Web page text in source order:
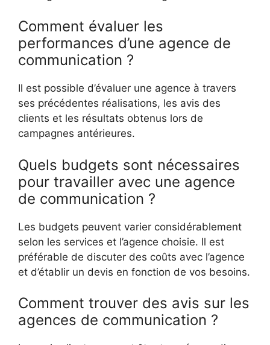
Comment évaluer les
performances d’une agence de
communication ?
Il est possible d’évaluer une agence à travers
ses précédentes réalisations, les avis des
clients et les résultats obtenus lors de
campagnes antérieures.
Quels budgets sont nécessaires
pour travailler avec une agence
de communication ?
Les budgets peuvent varier considérablement
selon les services et l’agence choisie. Il est
préférable de discuter des coûts avec l’agence
et d’établir un devis en fonction de vos besoins.
Comment trouver des avis sur les
agences de communication ?